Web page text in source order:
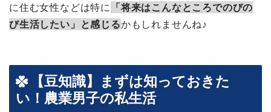
に住む女性などは特に 「将来はこんなところでのびの
び生活したい」と感じるかもしれませんね♪
【豆知識】まずは知っておきた
い！農業男子の私生活